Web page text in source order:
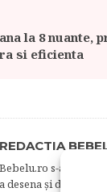
la 8 nuante,
si eficienta
REDACTIA
Bebelu.ro s-a născut
a desena şi de a